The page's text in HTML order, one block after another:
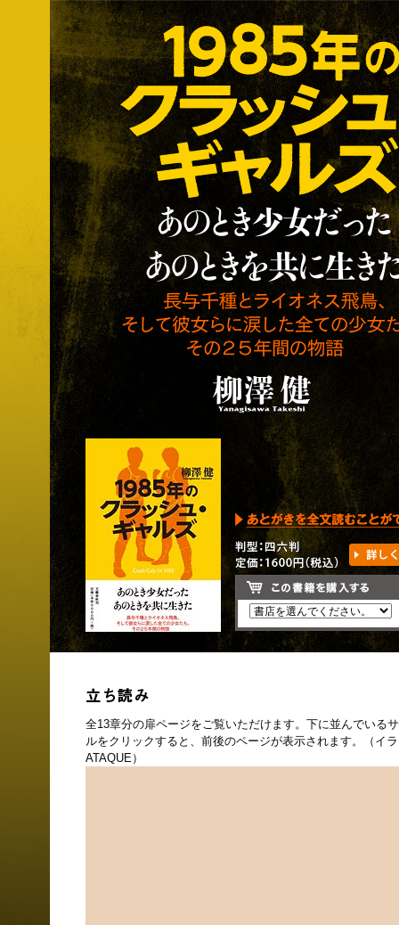
全13章分の扉ページをご覧いただけます。下に並んでいる
ルをクリックすると、前後のページが表示されます。（イ
ATAQUE）